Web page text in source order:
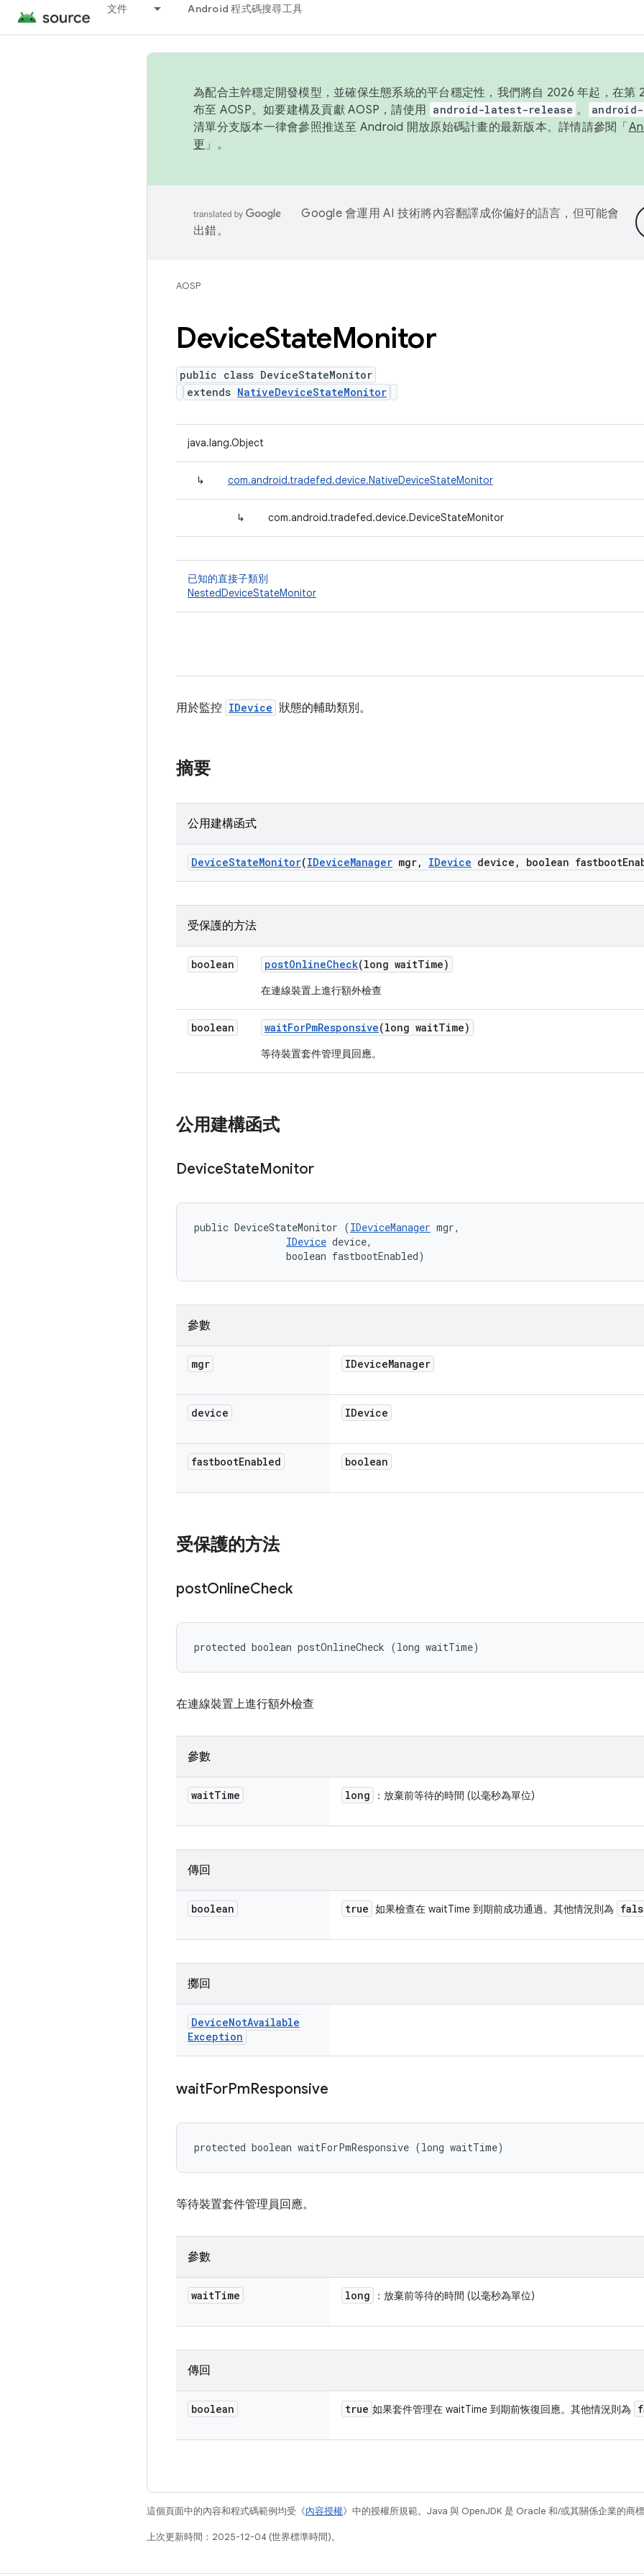
文件 Android 程式碼搜尋工具
為配合主幹穩定開發模型，並確保生態系統的平台穩定性，我們將自 2026 年起，在第
布至 AOSP。如要建構及貢獻 AOSP，請使用 android-latest-release 。
清單分支版本一律會參照推送至 Android 開放原始碼計畫的最新版本。詳情請參閱「
更 」。
Google 會運用 AI 技術將內容翻譯成你偏好的語言，但可能會
出錯。
AOSP
DeviceStateMonitor
public class DeviceStateMonitor
extends NativeDeviceStateMonitor
java.lang.Object
↳ com.android.tradefed.device.NativeDeviceStateMonitor
↳ com.android.tradefed.device.DeviceStateMonitor
已知的直接子類別
NestedDeviceStateMonitor
用於監控 IDevice 狀態的輔助類別。
摘要
公用建構函式
DeviceStateMonitor(IDeviceManager mgr, IDevice device , boolean fastboot
受保護的方法
boolean postOnlineCheck(long waitTime)
在連線裝置上進行額外檢查
boolean waitForPmResponsive(long waitTime)
等待裝置套件管理員回應。
公用建構函式
DeviceStateMonitor
public DeviceStateMonitor (IDeviceManager mgr,
IDevice device,
                boolean fastbootEnabled)
參數
mgr IDeviceManager
device IDevice
fastbootEnabled boolean
受保護的方法
postOnlineCheck
protected boolean postOnlineCheck (long waitTime)
在連線裝置上進行額外檢查
參數
waitTime long ：放棄前等待的時間 (以毫秒為單位)
傳回
boolean true 如果檢查在 waitTime 到期前成功通過。其他情況則為
擲回
DeviceNotAvailable
Exception
waitForPmResponsive
protected boolean waitForPmResponsive (long waitTime)
等待裝置套件管理員回應。
參數
waitTime long ：放棄前等待的時間 (以毫秒為單位)
傳回
boolean true 如果套件管理在 waitTime 到期前恢復回應。其他情況則為
這個頁面中的內容和程式碼範例均受《內容授權》中的授權所規範。Java 與 OpenJDK 是 Oracle 和/或其關係企業的商
上次更新時間：2025-12-04 (世界標準時間)。